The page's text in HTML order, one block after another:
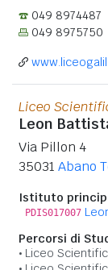
049 8974487
049 8975750
Liceo
Leon
Via Pillon 4
35031 Abano
Istituto
PDIS017007
Percorsi di
Liceo